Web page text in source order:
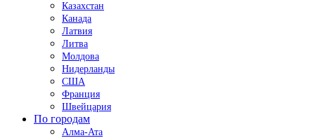
Казахстан
Канада
Латвия
Литва
Молдова
Нидерланды
США
Франция
Швейцария
По городам
Алма-Ата